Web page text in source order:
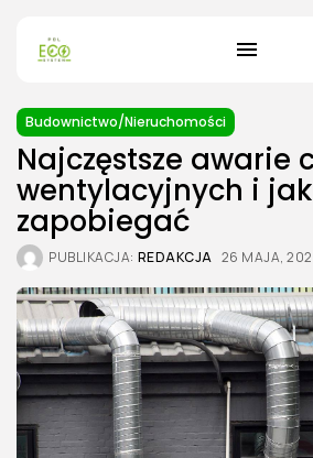
Budownictwo/Nieruchomości
Najczęstsze awarie
wentylacyjnych i
zapobiegać
PUBLIKACJA: REDAKCJA 26 MAJA,